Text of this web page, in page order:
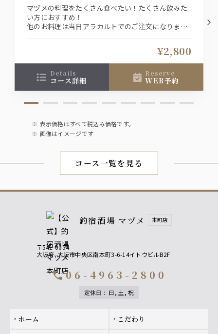
マヅメの料理をたくさん食べたい！たくさん飲みた
い方におすすめ！
他のお料理は当日アラカルトでのご注文になりま
¥2,800
details
コース詳細
reserve
WEB予約
表示価格はすべて税込み価格です。
画像はイメージです
コース一覧を見る
釣宿酒場 マヅメ 本町店
〒541-0054
大阪府 大阪市中央区南本町3-6-14イトウビルB2F
call06-4963-2800
定休日 : 日, 土, 祝
Footer navigation
chevron_right ホーム chevron_right こだわり